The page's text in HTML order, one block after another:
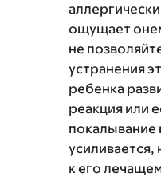
ощущает
не
устранения
ребенка
реакция или
покалывание
к его